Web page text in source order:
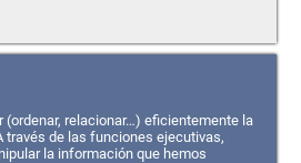
(ordenar, relacionar…) eficientemente la
través de las funciones ejecutivas,
la información que hemos